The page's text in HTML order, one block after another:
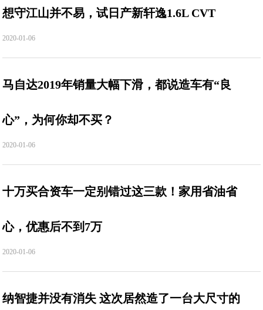
想守江山并不易，试日产新轩逸1.6L CVT
2020-01-06
马自达2019年销量大幅下滑，都说造车有“良
心”，为何你却不买？
2020-01-06
十万买合资车一定别错过这三款！家用省油省
心，优惠后不到7万
2020-01-06
纳智捷并没有消失 这次居然造了一台大尺寸的